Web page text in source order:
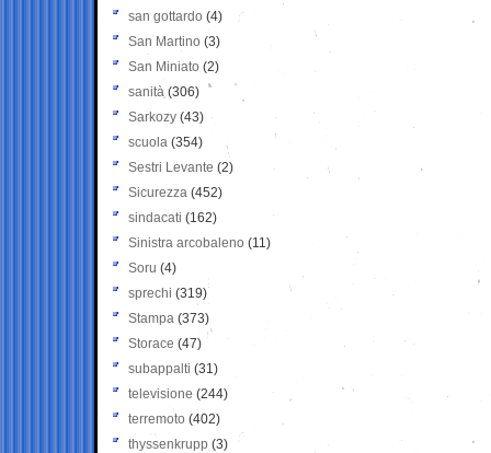
san gottardo (4)
San Martino (3)
San Miniato (2)
sanità (306)
Sarkozy (43)
scuola (354)
Sestri Levante (2)
Sicurezza (452)
sindacati (162)
Sinistra arcobaleno (11)
Soru (4)
sprechi (319)
Stampa (373)
Storace (47)
subappalti (31)
televisione(244)
terremoto (402)
thyssenkrupp (3)